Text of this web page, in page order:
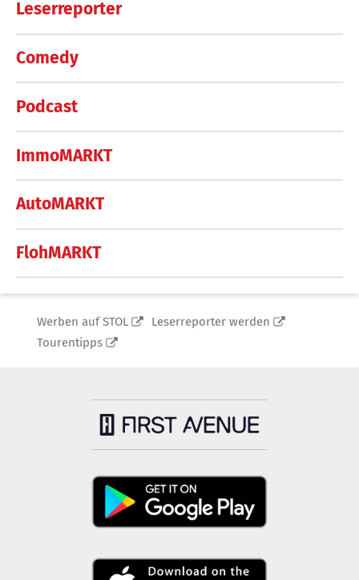
Leserreporter
Comedy
Podcast
ImmoMARKT
AutoMARKT
FlohMARKT
Werben auf STOL
Leserreporter werden
Tourentipps